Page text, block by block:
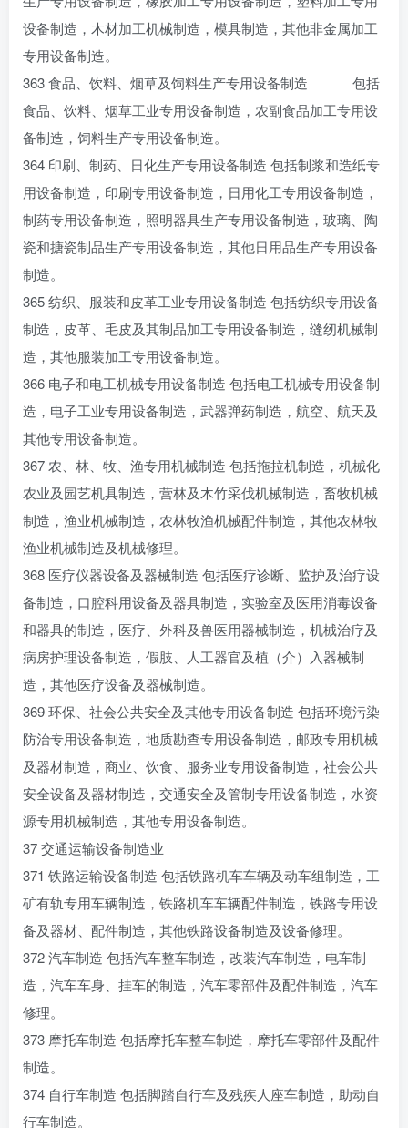
设备制造，木材加工机械制造，模具制造，其他非金属加工
专用设备制造。
363 食品、饮料、烟草及饲料生产专用设备制造 包括
食品、饮料、烟草工业专用设备制造，农副食品加工专用设
备制造，饲料生产专用设备制造。
364 印刷、制药、日化生产专用设备制造 包括制浆和造纸专
用设备制造，印刷专用设备制造，日用化工专用设备制造，
制药专用设备制造，照明器具生产专用设备制造，玻璃、陶
瓷和搪瓷制品生产专用设备制造，其他日用品生产专用设备
制造。
365 纺织、服装和皮革工业专用设备制造 包括纺织专用设备
制造，皮革、毛皮及其制品加工专用设备制造，缝纫机械制
造，其他服装加工专用设备制造。
366 电子和电工机械专用设备制造 包括电工机械专用设备制
造，电子工业专用设备制造，武器弹药制造，航空、航天及
其他专用设备制造。
367 农、林、牧、渔专用机械制造 包括拖拉机制造，机械化
农业及园艺机具制造，营林及木竹采伐机械制造，畜牧机械
制造，渔业机械制造，农林牧渔机械配件制造，其他农林牧
渔业机械制造及机械修理。
368 医疗仪器设备及器械制造 包括医疗诊断、监护及治疗设
备制造，口腔科用设备及器具制造，实验室及医用消毒设备
和器具的制造，医疗、外科及兽医用器械制造，机械治疗及
病房护理设备制造，假肢、人工器官及植（介）入器械制
造，其他医疗设备及器械制造。
369 环保、社会公共安全及其他专用设备制造 包括环境污染
防治专用设备制造，地质勘查专用设备制造，邮政专用机械
及器材制造，商业、饮食、服务业专用设备制造，社会公共
安全设备及器材制造，交通安全及管制专用设备制造，水资
源专用机械制造，其他专用设备制造。
37 交通运输设备制造业
371 铁路运输设备制造 包括铁路机车车辆及动车组制造，工
矿有轨专用车辆制造，铁路机车车辆配件制造，铁路专用设
备及器材、配件制造，其他铁路设备制造及设备修理。
372 汽车制造 包括汽车整车制造，改装汽车制造，电车制
造，汽车车身、挂车的制造，汽车零部件及配件制造，汽车
修理。
373 摩托车制造 包括摩托车整车制造，摩托车零部件及配件
制造。
374 自行车制造 包括脚踏自行车及残疾人座车制造，助动自
行车制造。